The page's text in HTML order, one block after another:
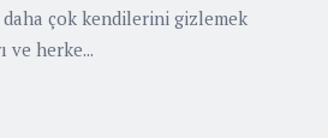
çok kendilerini gizlemek
ve herke...